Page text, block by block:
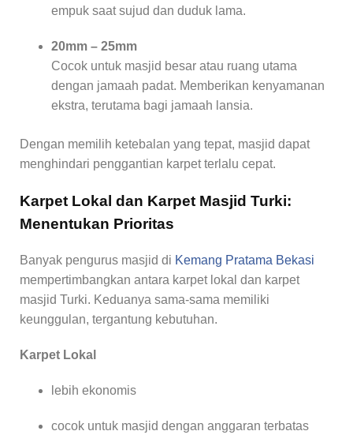
empuk saat sujud dan duduk lama.
20mm – 25mm
Cocok untuk masjid besar atau ruang utama
dengan jamaah padat. Memberikan kenyamanan
ekstra, terutama bagi jamaah lansia.
Dengan memilih ketebalan yang tepat, masjid dapat
menghindari penggantian karpet terlalu cepat.
Karpet Lokal dan Karpet Masjid Turki:
Menentukan Prioritas
Banyak pengurus masjid di Kemang Pratama Bekasi
mempertimbangkan antara karpet lokal dan karpet
masjid Turki. Keduanya sama-sama memiliki
keunggulan, tergantung kebutuhan.
Karpet Lokal
lebih ekonomis
cocok untuk masjid dengan anggaran terbatas